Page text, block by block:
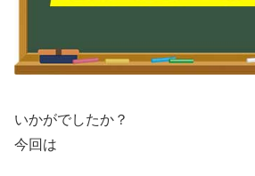
いかがでしたか？
今回は